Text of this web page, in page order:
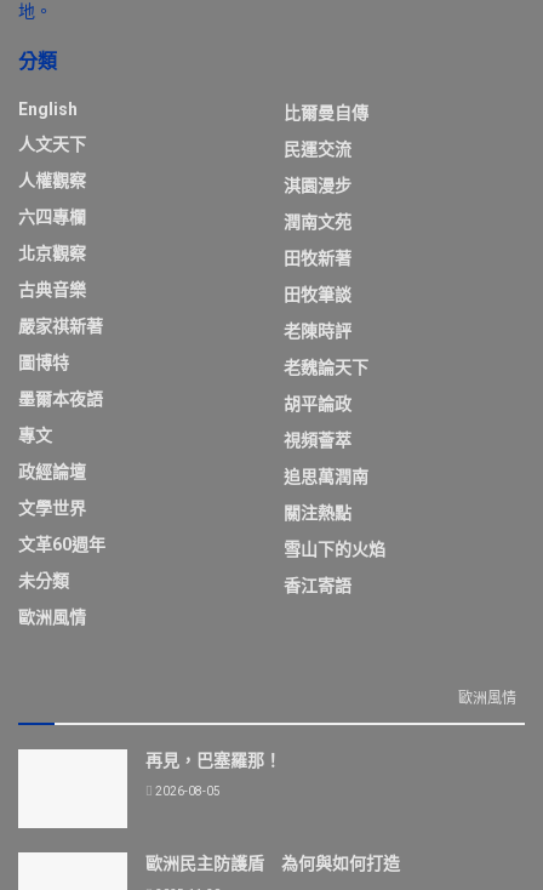
地。
分類
English
人文天下
人權觀察
六四專欄
北京觀察
古典音樂
嚴家祺新著
圖博特
墨爾本夜語
專文
政經論壇
文學世界
文革60週年
未分類
歐洲風情
比爾曼自傳
民運交流
淇園漫步
潤南文苑
田牧新著
田牧筆談
老陳時評
老魏論天下
胡平論政
視頻薈萃
追思萬潤南
關注熱點
雪山下的火焰
香江寄語
歐洲風情
再見，巴塞羅那！
2026-08-05
歐洲民主防護盾 為何與如何打造